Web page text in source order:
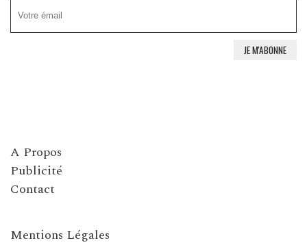
A Propos
Publicité
Contact
Mentions Légales